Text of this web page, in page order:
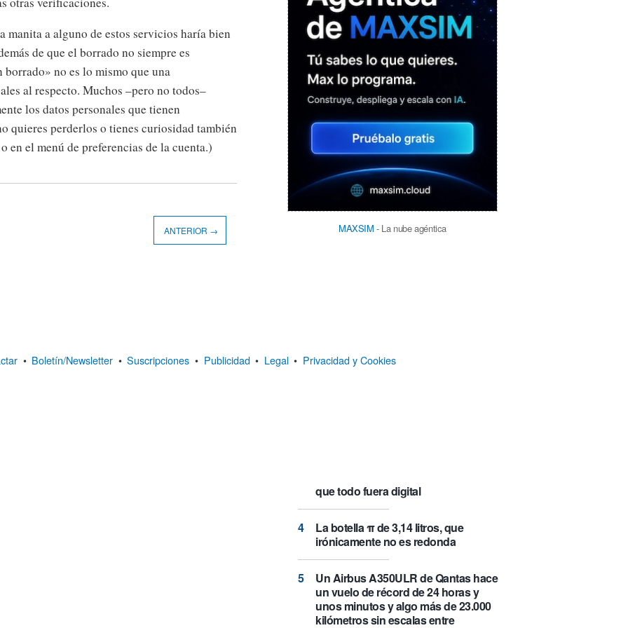
manita a alguno de estos servicios haría bien
de que el borrado no siempre es
no es lo mismo que una
al respecto. Muchos –pero no todos–
los datos personales que tienen
quieres perderlos o tienes curiosidad también
en el menú de preferencias de la cuenta.)
MAXSIM - La nube agéntica
Castlemap: un mapa con 6.412
que todo fuera digital
La botella π de 3,14 litros, que
irónicamente no es redonda
Un Airbus A350ULR de Qantas hace
un vuelo de récord de 24 horas y
unos minutos y algo más de 23.000
kilómetros sin escalas entre
ANTERIOR →
• Boletín/Newsletter • Suscripciones • Publicidad • Legal • Privacidad y Cookies